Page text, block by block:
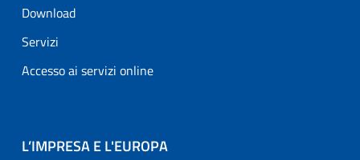
Download
Servizi
Accesso ai servizi online
L’IMPRESA E L'EUROPA